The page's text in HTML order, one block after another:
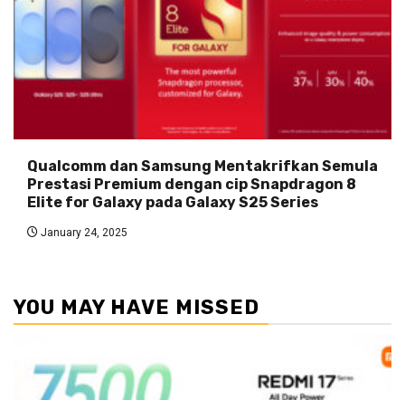
Qualcomm dan Samsung Mentakrifkan Semula
Prestasi Premium dengan cip Snapdragon 8
Elite for Galaxy pada Galaxy S25 Series
January 24, 2025
YOU MAY HAVE MISSED